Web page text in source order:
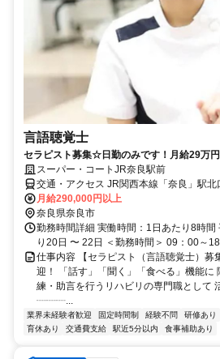
言語聴覚士
セラピスト募集☆日勤のみです！月給29万
スーパー・コートJR奈良駅前
交通・アクセス JR関西本線「奈良」駅
月給290,000円以上
奈良県奈良市
勤務時間詳細 実働時間：1日あたり8時間
り20日 〜 22日 ＜勤務時間＞ 09：00～
仕事内容 【セラピスト（言語聴覚士）
迎！ 「話す」「聞く」「食べる」機能に
練・助言を行うリハビリの専門職として
┈┈┈...
業界未経験者歓迎 固定時間制 経験不問 研修あり
育休あり
交通費支給 駅近5分以内 食事補助あり